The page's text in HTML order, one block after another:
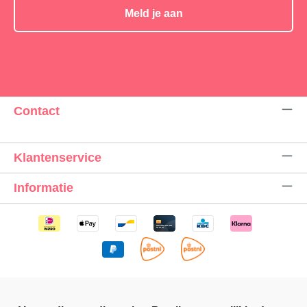
Meld je aan
Contact
Klantenservice
Informatie